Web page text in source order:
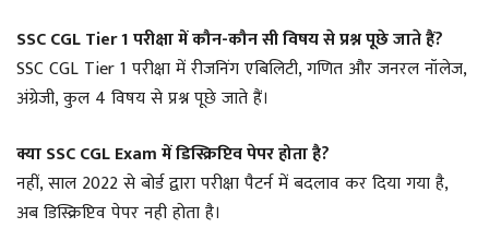
SSC CGL Tier 1 परीक्षा में कौन-कौन सी विषय से प्रश्न पूछे जाते हैं?
SSC CGL Tier 1 परीक्षा में रीजनिंग एबिलिटी, गणित और जनरल नॉलेज,
अंग्रेजी, कुल 4 विषय से प्रश्न पूछे जाते हैं।
क्या SSC CGL Exam में डिस्क्रिप्टिव पेपर होता है?
नहीं, साल 2022 से बोर्ड द्वारा परीक्षा पैटर्न में बदलाव कर दिया गया है,
अब डिस्क्रिप्टिव पेपर नही होता है।